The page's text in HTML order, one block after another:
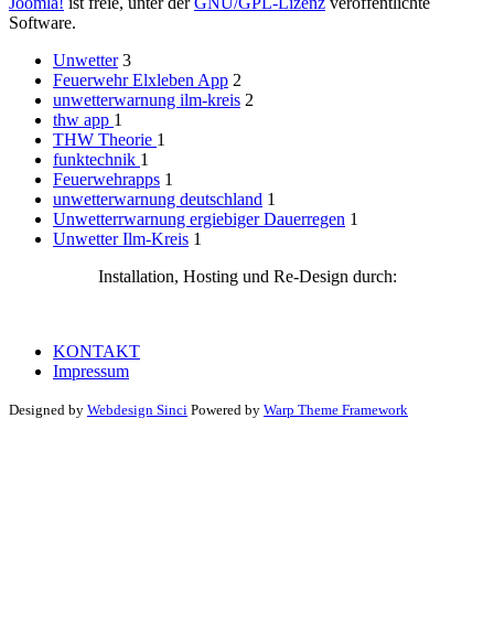
Software.
Unwetter 3
Feuerwehr Elxleben App 2
unwetterwarnung ilm-kreis 2
thw app 1
THW Theorie 1
funktechnik 1
Feuerwehrapps 1
unwetterwarnung deutschland 1
Unwetterrwarnung ergiebiger Dauerregen 1
Unwetter Ilm-Kreis 1
Installation, Hosting und Re-Design durch:
KONTAKT
Impressum
Designed by Webdesign Sinci Powered by Warp Theme Framework